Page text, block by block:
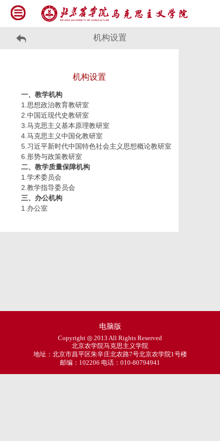
机构设置
机构设置
一、教学机构
1.思想政治教育教研室
2.中国近现代史教研室
3.马克思主义基本原理教研室
4.马克思主义中国化教研室
5.习近平新时代中国特色社会主义思想概论教研室
6.形势与政策教研室
二、教学质量保障机构
1.学术委员会
2.教学指导委员会
三、办公机构
1.办公室
电脑版
Copyright ◎ 2013 All Rights Reserved
北京农学院马克思主义学院
地址：北京市昌平区朱辛庄北农路7号北京农学院1号楼
邮编：102206 电话：010-80794941